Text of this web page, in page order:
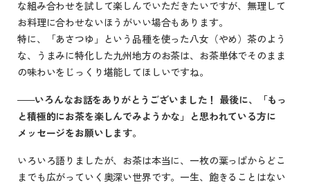
な組み合わせを試して楽しんでいただきたいですが、無理して
お料理に合わせないほうがいい場合もあります。
特に、「あさつゆ」という品種を使った八女（やめ）茶のよう
な、うまみに特化した九州地方のお茶は、お茶単体でそのまま
の味わいをじっくり堪能してほしいですね。
いろんなお話をありがとうございました！ 最後に、「もっ
と積極的にお茶を楽しんでみようかな」と思われている方に
メッセージをお願いします。
いろいろ語りましたが、お茶は本当に、一枚の葉っぱからどこ
までも広がっていく奥深い世界です。一生、飽きることはない